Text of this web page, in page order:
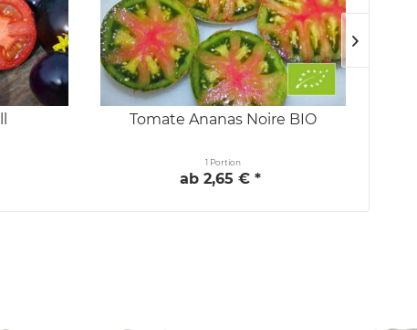
Tomate Ananas Noire BIO
1 Portion
ab 2,65 € *